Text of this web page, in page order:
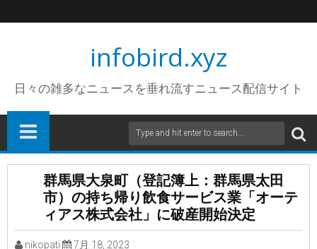
infobird.xyz
日々の雑多なニュースを垂れ流すニュース配信サイト
群馬県大泉町（登記簿上：群馬県太田
市）の持ち帰り飲食サービス業「オーテ
ィアス株式会社」に破産開始決定
nikopati 7月 18, 2023